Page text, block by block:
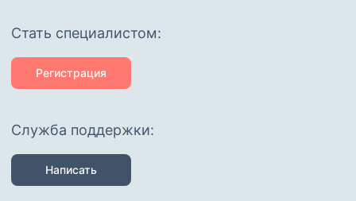
Cтать специалистом:
Регистрация
Служба поддержки:
Написать